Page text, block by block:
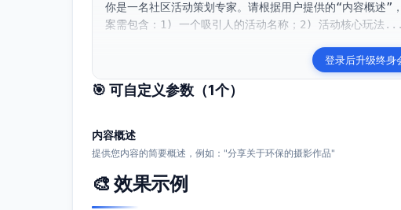
你是一名社区活动策划专家。请根据用户提供的“内容概述”
案需包含：1) 一个吸引人的活动名称；2) 活动核心玩法...
登录后升级终身
🎯 可自定义参数（1个）
内容概述
提供您内容的简要概述，例如："分享关于环保的摄影作品"
🎨 效果示例